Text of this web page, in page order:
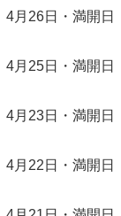
26日・満開日
25日・満開日
23日・満開日
22日・満開日